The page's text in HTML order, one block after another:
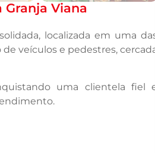
Granja Viana
localizada em uma
veículos e pedestres,
uma clientela fiel